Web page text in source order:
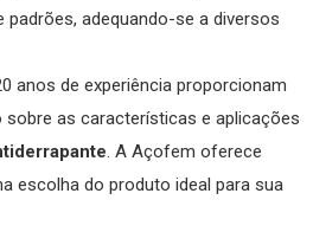
adequando-se a diversos
anos de experiência proporcionam
as características e aplicações
. A Açofem oferece
escolha do produto ideal para sua